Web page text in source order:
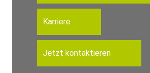
Karriere
Jetzt kontaktieren